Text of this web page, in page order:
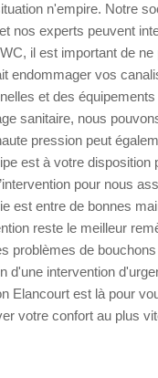
n'empire. Notre
nos experts peuvent
il est important de
endommager vos
et des
sanitaire, nous
pression peut
est à votre
pour nous
est entre de bonnes
reste le meilleur
problèmes de
d'une intervention
Elancourt est là pour
votre confort au plus